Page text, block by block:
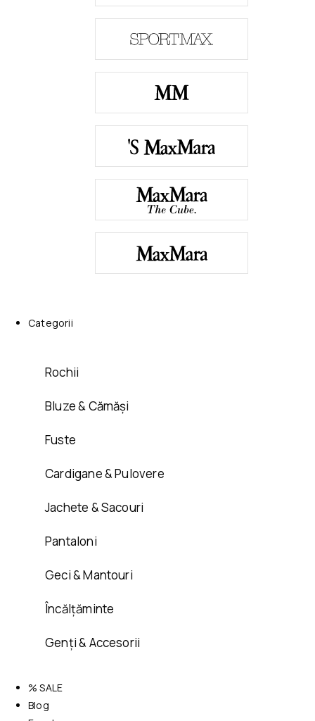
Categorii
Rochii
Bluze & Cămăși
Fuste
Cardigane & Pulovere
Jachete & Sacouri
Pantaloni
Geci & Mantouri
Încălțăminte
Genți & Accesorii
% SALE
Blog